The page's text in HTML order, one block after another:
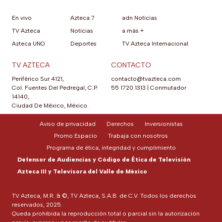
En vivo
TV Azteca
Azteca UNO
Azteca 7
Noticias
Deportes
adn Noticias
a más +
TV Azteca Internacional
TV AZTECA
Periférico Sur 4121,
Col. Fuentes Del Pedregal, C.P.
14140,
Ciudad De México, México.
CONTACTO
contacto@tvazteca.com
55 1720 1313
Conmutador
TV Azteca, M.R. & ©, TV Azteca, S.A.B. de C.V. Todos los derechos
reservados, 2025.
Queda prohibida la reproducción total o parcial sin la autorización
Aviso de privacidad Derechos
Inversionistas
Promo Espacio
Trabaja con nosotros
Programa de ética, integridad y cumplimiento
Defensor de Audiencias y Código de Ética de Televisión
Azteca III y Televisora del Valle de México